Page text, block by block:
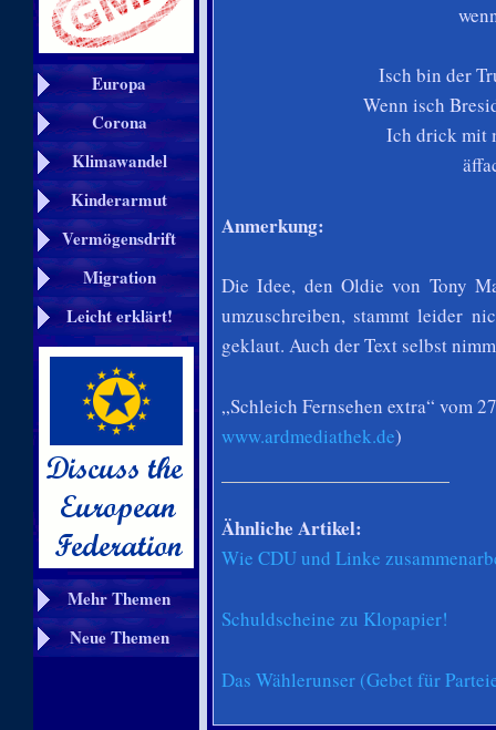
Europa
Corona
Klimawandel
Kinderarmut
Vermögensdrift
Migration
Leicht erklärt!
Mehr Themen
Neue Themen
Isch bin der
Wenn isch
Ich drick mit
Anmerkung:
Die Idee, den Oldie von Tony
umzuschreiben, stammt leider
geklaut. Auch der Text selbst
„Schleich Fernsehen extra“ vom
www.ardmediathek.de)
Ähnliche Artikel:
Wie CDU und Linke
Schuldscheine zu Klopapier!
Das Wählerunser (Gebet für